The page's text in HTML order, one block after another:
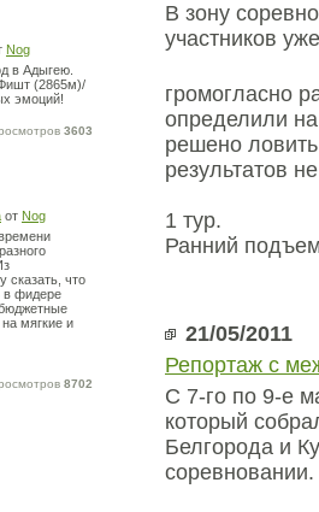
Nog
в Адыгею.
(2865м)/
эмоций!
3603
от Nog
сказать, что
в фидере
мягкие и
8702
В зону
участников
громогласно
определили
решено
результатов
1 тур.
Ранний
21/05/2011
Репортаж с
С 7-го по 9-е
который
Белгорода и
соревновании.